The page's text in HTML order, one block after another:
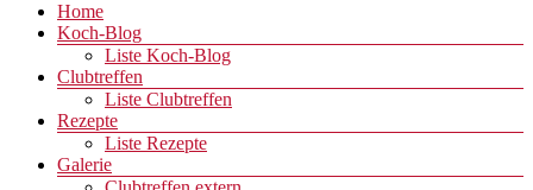
Home
Koch-Blog
Liste Koch-Blog
Clubtreffen
Liste Clubtreffen
Rezepte
Liste Rezepte
Galerie